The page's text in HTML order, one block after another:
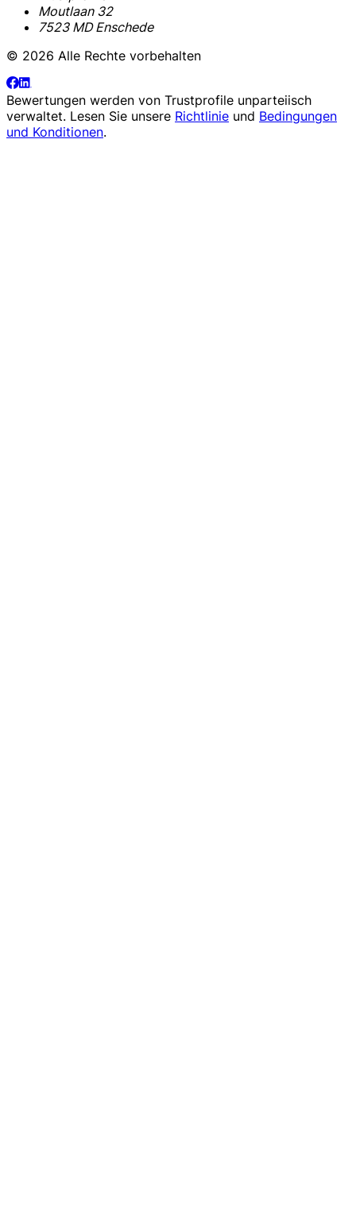
Moutlaan 32
7523 MD Enschede
© 2026 Alle Rechte vorbehalten
Bewertungen werden von Trustprofile unparteiisch
verwaltet. Lesen Sie unsere Richtlinie und Bedingungen
und Konditionen.